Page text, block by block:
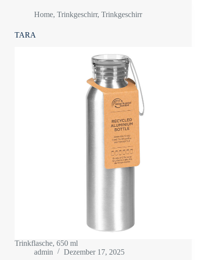
Home, Trinkgeschirr, Trinkgeschirr
TARA
Trinkflasche, 650 ml
admin
Dezember 17, 2025